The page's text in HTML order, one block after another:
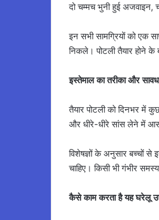
दो चम्मच भुनी हुई
इन सभी सामग्रियों को एक
निकले। पोटली तैयार होने
इस्तेमाल का तरीका और
तैयार पोटली को दिनभर
और धीरे-धीरे सांस लेने में
विशेषज्ञों के अनुसार बच्चों
चाहिए। किसी भी गंभीर
कैसे काम करता है यह घरेलू